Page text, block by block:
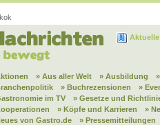
» Aus aller Welt » Ausbildung
» Buchrezensionen
»
im TV
» Gesetze und
» Köpfe und Karrieren
»
von Gastro.de
» Pressemitteilungen